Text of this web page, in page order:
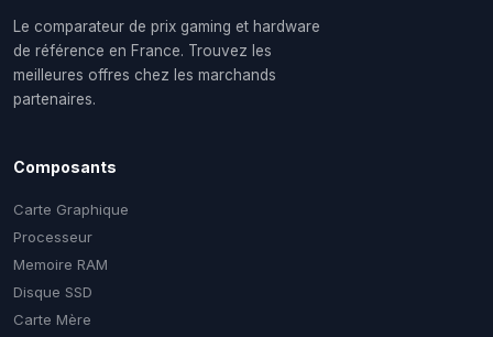
Le comparateur de prix gaming et hardware
de référence en France. Trouvez les
meilleures offres chez les marchands
partenaires.
Composants
Carte Graphique
Processeur
Memoire RAM
Disque SSD
Carte Mère